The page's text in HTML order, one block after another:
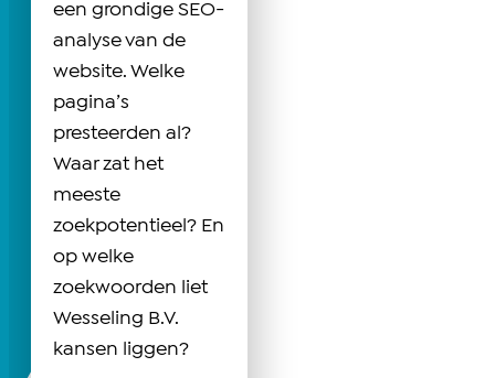
een grondige SEO-
analyse van de
website. Welke
pagina’s
presteerden al?
Waar zat het
meeste
zoekpotentieel? En
op welke
zoekwoorden liet
Wesseling B.V.
kansen liggen?